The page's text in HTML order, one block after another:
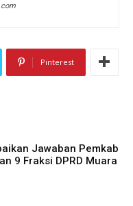
Pinterest
Jawaban Pemkab
9 Fraksi DPRD Muara